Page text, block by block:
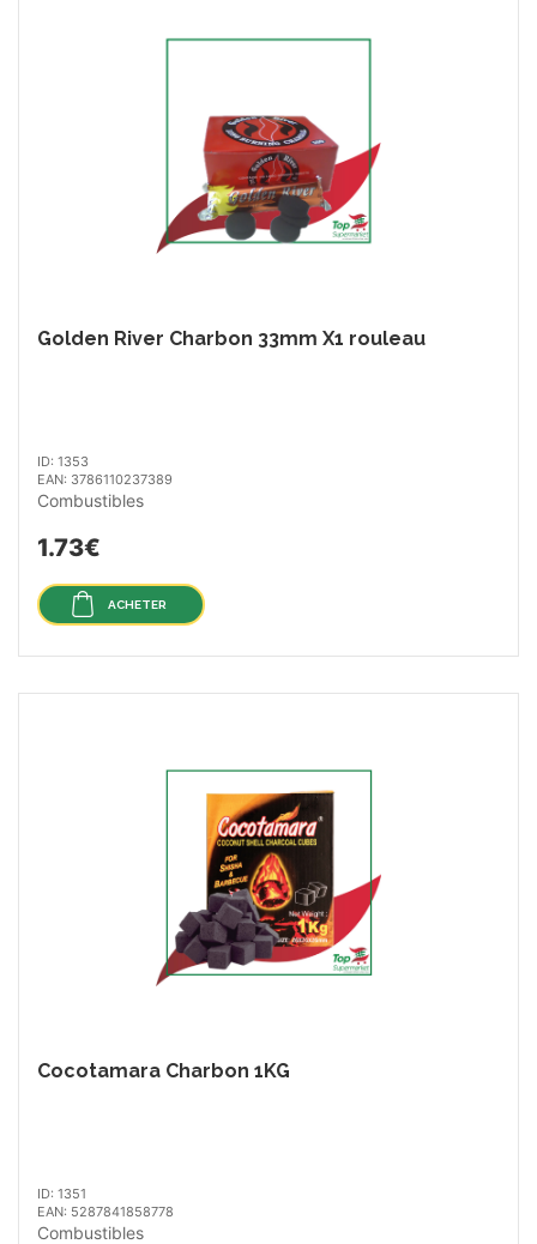
Golden River Charbon 33mm X1 rouleau
ID: 1353
EAN: 3786110237389
Combustibles
1.73€
ACHETER
Cocotamara Charbon 1KG
ID: 1351
EAN: 5287841858778
Combustibles